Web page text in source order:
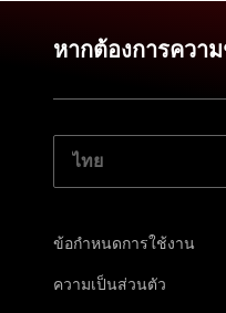
หากต้องการควา
เลือกภาษาที่ต้องการ:
ข้อกำหนดการใช้งาน
ความเป็นส่วนตัว